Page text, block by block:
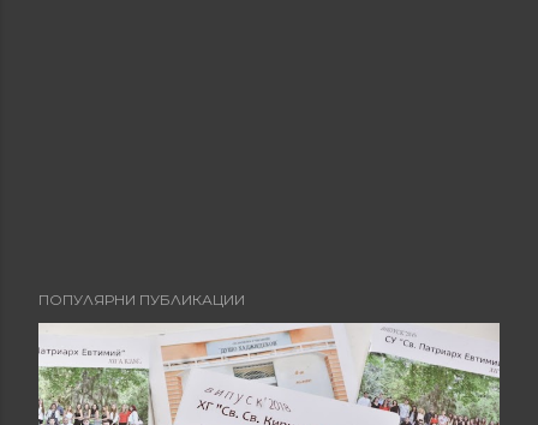
ПОПУЛЯРНИ ПУБЛИКАЦИИ